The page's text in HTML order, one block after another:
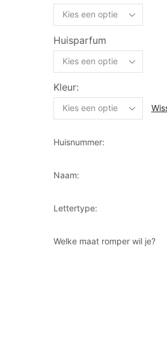
Huisparfum
Kleur:
Huisnummer:
Naam:
Lettertype:
Welke maat romper wil je?